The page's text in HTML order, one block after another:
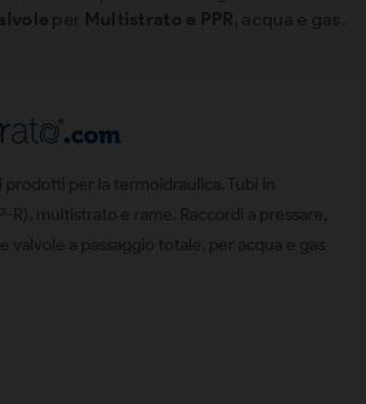
per Multistrato e PPR , acqua e gas.